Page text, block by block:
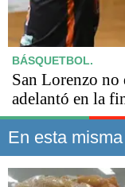
BÁSQUETBOL.
San Lorenzo no
adelantó en la
En esta